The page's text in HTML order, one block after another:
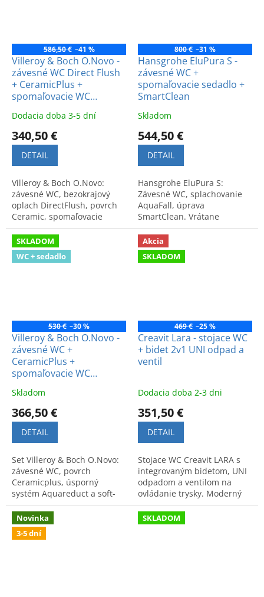
586,50 € –41 %
Villeroy & Boch O.Novo -
závesné WC Direct Flush
+ CeramicPlus +
spomaľovacie WC
Dodacia doba 3-5 dní
340,50 €
DETAIL
Villeroy & Boch O.Novo:
závesné WC, bezokrajový
oplach DirectFlush, povrch
Ceramic, spomaľovacie
sedadlo. Rozmery: 56x36 cm.
Kód: 5660HRR1.
800 € –31 %
Hansgrohe EluPura S -
závesné WC +
spomaľovacie sedadlo +
SmartClean
Skladom
544,50 €
DETAIL
Hansgrohe EluPura S:
Závesné WC, splachovanie
AquaFall, úprava
SmartClean. Vrátane
sedadla SoftClose a
QuickRelease. Biela farba,
vysoká hygiena a kvalita.
SKLADOM
WC + sedadlo
530 € –30 %
Villeroy & Boch O.Novo -
závesné WC +
CeramicPlus +
spomaľovacie WC
Skladom
366,50 €
DETAIL
Set Villeroy & Boch O.Novo:
závesné WC, povrch
Ceramicplus, úsporný
systém Aquareduct a soft-
close sedadlo. Rozmery
56x36 cm. Predajňa
Bratislava.
Akcia
SKLADOM
469 € –25 %
Creavit Lara - stojace WC
+ bidet 2v1 UNI odpad a
ventil
Dodacia doba 2-3 dni
351,50 €
DETAIL
Stojace WC Creavit LARA s
integrovaným bidetom, UNI
odpadom a ventilom na
ovládanie trysky. Moderný
dizajn. Model LR3641-V.
Novinka
3-5 dní
SKLADOM